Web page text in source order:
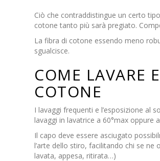
Ciò che contraddistingue un certo
cotone tanto più sarà pregiato.
La fibra di cotone essendomeno
sgualcisce.
COME LAVARE
COTONE
I lavaggi frequenti e l’esposizione al
lavaggi in lavatrice a 60°max oppure
Il capo deve essere asciugato
l’arte dello stiro, facilitando chi se ne
lavata, appesa, ritirata…)